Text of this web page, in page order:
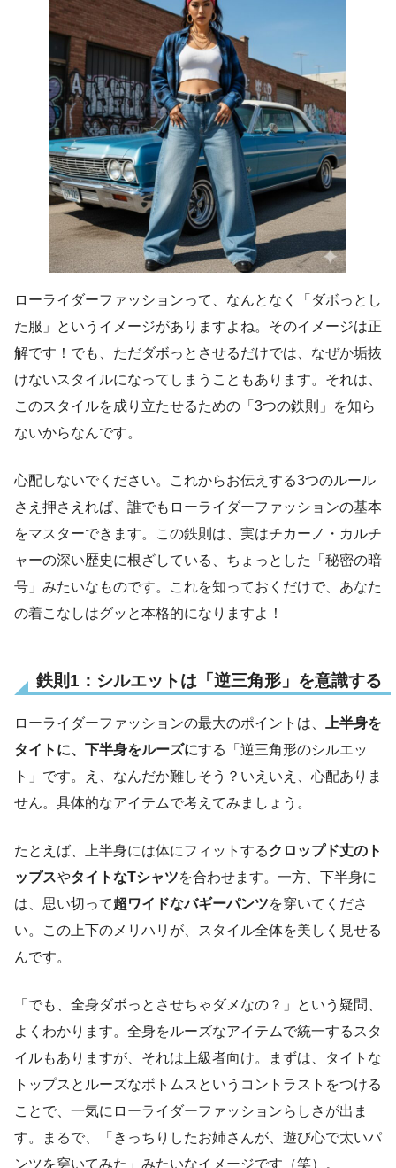
ローライダーファッションって、なんとなく「ダボっとし
た服」というイメージがありますよね。そのイメージは正
解です！でも、ただダボっとさせるだけでは、なぜか垢抜
けないスタイルになってしまうこともあります。それは、
このスタイルを成り立たせるための「3つの鉄則」を知ら
ないからなんです。
心配しないでください。これからお伝えする3つのルール
さえ押さえれば、誰でもローライダーファッションの基本
をマスターできます。この鉄則は、実はチカーノ・カルチ
ャーの深い歴史に根ざしている、ちょっとした「秘密の暗
号」みたいなものです。これを知っておくだけで、あなた
の着こなしはグッと本格的になりますよ！
鉄則1：シルエットは「逆三角形」を意識する
ローライダーファッションの最大のポイントは、
上半身を
タイトに、下半身をルーズにする「逆三角形のシルエッ
ト」です。え、なんだか難しそう？いえいえ、心配ありま
せん。具体的なアイテムで考えてみましょう。
たとえば、上半身には体にフィットするクロップド丈のト
ップスやタイトなTシャツを合わせます。一方、下半身に
は、思い切って超ワイドなバギーパンツを穿いてくださ
い。この上下のメリハリが、スタイル全体を美しく見せる
んです。
「でも、全身ダボっとさせちゃダメなの？」という疑問、
よくわかります。全身をルーズなアイテムで統一するスタ
イルもありますが、それは上級者向け。まずは、タイトな
トップスとルーズなボトムスというコントラストをつける
ことで、一気にローライダーファッションらしさが出ま
す。まるで、「きっちりしたお姉さんが、遊び心で太いパ
ンツを穿いてみた」みたいなイメージです（笑）。